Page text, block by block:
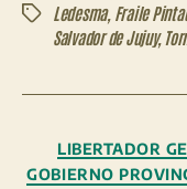
EtiquetasLedesma, Fraile
Salvador de Jujuy,
LIBERTADOR
GOBIERNO